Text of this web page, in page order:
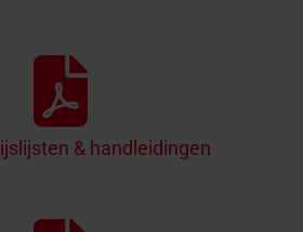
& handleidingen